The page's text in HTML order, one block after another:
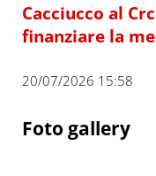
Cacciucco al
finanziare la
20/07/2026 15:58
Foto gallery